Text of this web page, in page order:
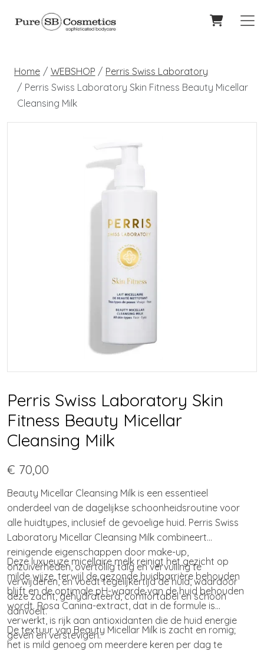
Home WEBSHOP
Perris Swiss Laboratory
Perris Swiss Laboratory Skin Fitness Beauty Micellar
Cleansing Milk
Perris Swiss Laboratory Skin
Fitness Beauty Micellar
Cleansing Milk
€ 70,00
Beauty Micellar Cleansing Milk is een essentieel
onderdeel van de dagelijkse schoonheidsroutine voor
alle huidtypes, inclusief de gevoelige huid. Perris Swiss
Laboratory Micellar Cleansing Milk combineert
reinigende eigenschappen door make-up,
onzuiverheden, overtollig talg en vervuiling te
verwijderen, en voedt tegelijkertijd de huid, waardoor
deze zacht, gehydrateerd, comfortabel en schoon
aanvoelt.
Deze luxueuze micellaire melk reinigt het gezicht op
milde wijze, terwijl de gezonde huidbarrière behouden
blijft en de optimale pH-waarde van de huid behouden
wordt. Rosa Canina-extract, dat in de formule is
verwerkt, is rijk aan antioxidanten die de huid energie
geven en verstevigen.
De textuur van Beauty Micellar Milk is zacht en romig;
het is mild genoeg om meerdere keren per dag te